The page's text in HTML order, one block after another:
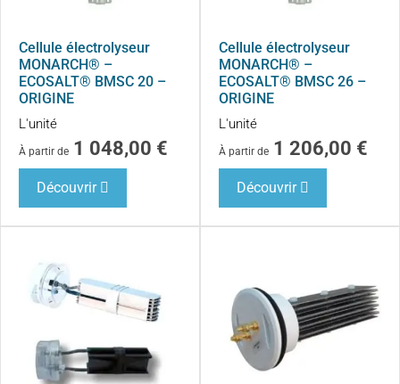
Cellule électrolyseur
MONARCH® –
ECOSALT® BMSC 20 –
ORIGINE
L'unité
À partir de 1 048,00 €
Découvrir
Cellule électrolyseur
MONARCH® –
ECOSALT® BMSC 26 –
ORIGINE
L'unité
À partir de 1 206,00 €
Découvrir